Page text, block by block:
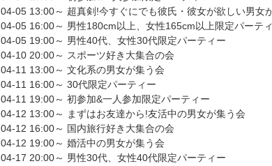
04-05 13:00～ 超真剣!今すぐにでも彼氏・彼女が欲しい男女
04-05 16:00～ 男性180cm以上、女性165cm以上限定パーテ
04-05 19:00～ 男性40代、女性30代限定パーティー
04-10 20:00～ スポーツ好き大集合の会
04-11 13:00～ 文化系の男女が集う会
04-11 16:00～ 30代限定パーティー
04-11 19:00～ 初参加&一人参加限定パーティー
04-12 13:00～ まずはお友達から!友活中の男女が集う会
04-12 16:00～ 国内旅行好き大集合の会
04-12 19:00～ 婚活中の男女が集う会
04-17 20:00～ 男性30代、女性40代限定パーティー